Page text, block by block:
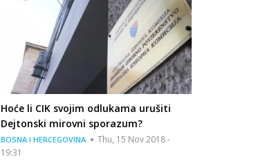
Hoće li CIK svojim odlukama urušiti
Dejtonski mirovni sporazum?
BOSNA I HERCEGOVINA
Thu, 15 Nov 2018 -
19:31